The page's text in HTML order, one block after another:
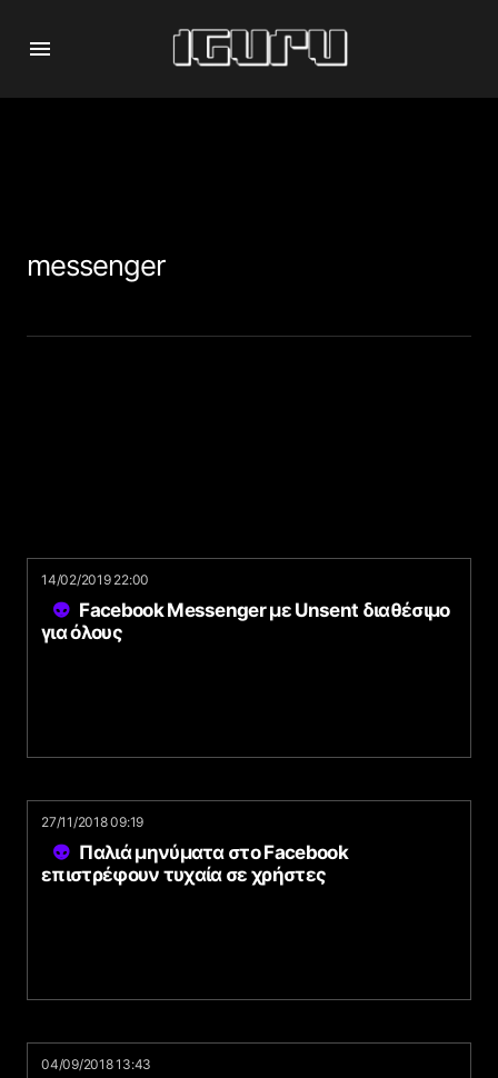
messenger
14/02/2019 22:00
Facebook Messenger με Unsent διαθέσιμο
για όλους
27/11/2018 09:19
Παλιά μηνύματα στο Facebook
επιστρέφουν τυχαία σε χρήστες
04/09/2018 13:43